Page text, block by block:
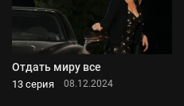
Отдать миру все
13 серия 08.12.2024